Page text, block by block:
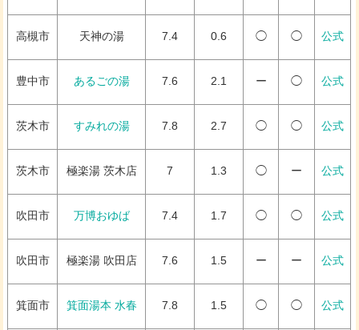
高槻市 天神の湯 7.4 0.6 ◯ ◯ 公式
豊中市 あるごの湯 7.6 2.1 ー ◯ 公式
茨木市 すみれの湯 7.8 2.7 ◯ ◯ 公式
茨木市 極楽湯 茨木店 7 1.3 ◯ ー 公式
吹田市 万博おゆば 7.4 1.7 ◯ ◯ 公式
吹田市 極楽湯 吹田店 7.6 1.5 ー ー 公式
箕面市 箕面湯本 水春 7.8 1.5 ◯ ◯ 公式